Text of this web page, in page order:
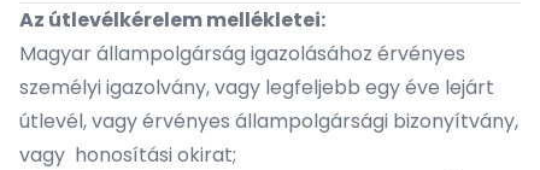
Az útlevélkérelem mellékletei:
Magyar állampolgárság igazolásához érvényes
személyi igazolvány, vagy legfeljebb egy éve lejárt
útlevél, vagy érvényes állampolgársági bizonyítvány,
vagy honosítási okirat;